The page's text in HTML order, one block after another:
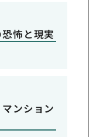
怖と現実
ンション